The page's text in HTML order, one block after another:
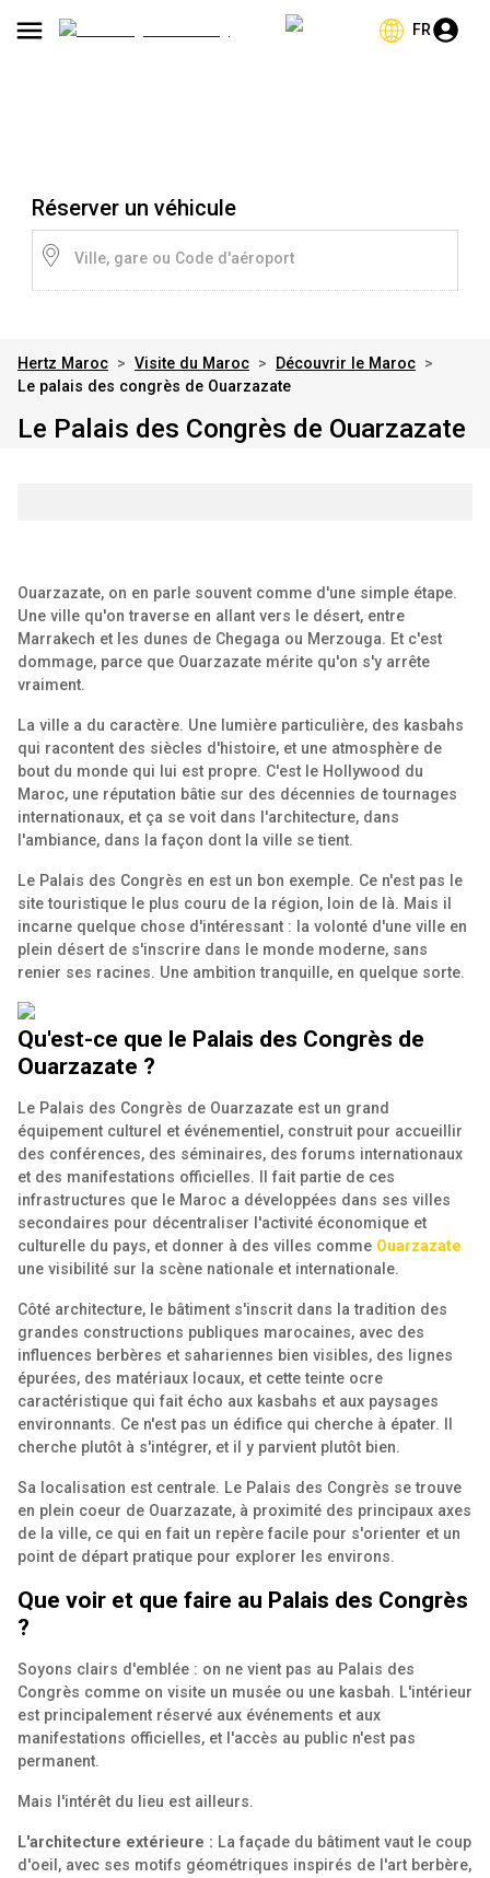
FR
Réserver un véhicule
Ville, gare ou Code d'aéroport
Hertz Maroc > Visite du Maroc > Découvrir le Maroc >
Le palais des congrès de Ouarzazate
Le Palais des Congrès de Ouarzazate
Ouarzazate, on en parle souvent comme d'une simple étape.
Une ville qu'on traverse en allant vers le désert, entre
Marrakech et les dunes de Chegaga ou Merzouga. Et c'est
dommage, parce que Ouarzazate mérite qu'on s'y arrête
vraiment.
La ville a du caractère. Une lumière particulière, des kasbahs
qui racontent des siècles d'histoire, et une atmosphère de
bout du monde qui lui est propre. C'est le Hollywood du
Maroc, une réputation bâtie sur des décennies de tournages
internationaux, et ça se voit dans l'architecture, dans
l'ambiance, dans la façon dont la ville se tient.
Le Palais des Congrès en est un bon exemple. Ce n'est pas le
site touristique le plus couru de la région, loin de là. Mais il
incarne quelque chose d'intéressant : la volonté d'une ville en
plein désert de s'inscrire dans le monde moderne, sans
renier ses racines. Une ambition tranquille, en quelque sorte.
Qu'est-ce que le Palais des Congrès de
Ouarzazate ?
Le Palais des Congrès de Ouarzazate est un grand
équipement culturel et événementiel, construit pour accueillir
des conférences, des séminaires, des forums internationaux
et des manifestations officielles. Il fait partie de ces
infrastructures que le Maroc a développées dans ses villes
secondaires pour décentraliser l'activité économique et
culturelle du pays, et donner à des villes comme Ouarzazate
une visibilité sur la scène nationale et internationale.
Côté architecture, le bâtiment s'inscrit dans la tradition des
grandes constructions publiques marocaines, avec des
influences berbères et sahariennes bien visibles, des lignes
épurées, des matériaux locaux, et cette teinte ocre
caractéristique qui fait écho aux kasbahs et aux paysages
environnants. Ce n'est pas un édifice qui cherche à épater. Il
cherche plutôt à s'intégrer, et il y parvient plutôt bien.
Sa localisation est centrale. Le Palais des Congrès se trouve
en plein coeur de Ouarzazate, à proximité des principaux axes
de la ville, ce qui en fait un repère facile pour s'orienter et un
point de départ pratique pour explorer les environs.
Que voir et que faire au Palais des Congrès
?
Soyons clairs d'emblée : on ne vient pas au Palais des
Congrès comme on visite un musée ou une kasbah. L'intérieur
est principalement réservé aux événements et aux
manifestations officielles, et l'accès au public n'est pas
permanent.
Mais l'intérêt du lieu est ailleurs.
L'architecture extérieure : La façade du bâtiment vaut le coup
d'oeil, avec ses motifs géométriques inspirés de l'art berbère,